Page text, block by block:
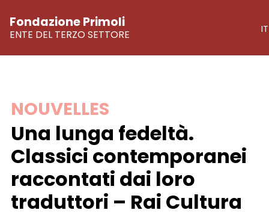
Skip
content
Fondazione Primoli
ENTE DEL TERZO SETTORE IT
NOUVELLES
Una lunga fedeltà.
Classici contemporanei
raccontati dai loro
traduttori – Rai Cultura